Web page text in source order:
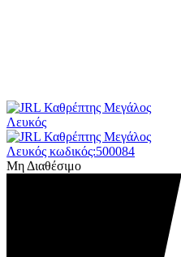
Μη Διαθέσιμο